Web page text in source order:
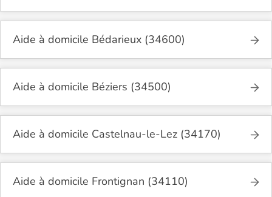
Aide à domicile Bédarieux (34600)
Aide à domicile Béziers (34500)
Aide à domicile Castelnau-le-Lez (34170)
Aide à domicile Frontignan (34110)